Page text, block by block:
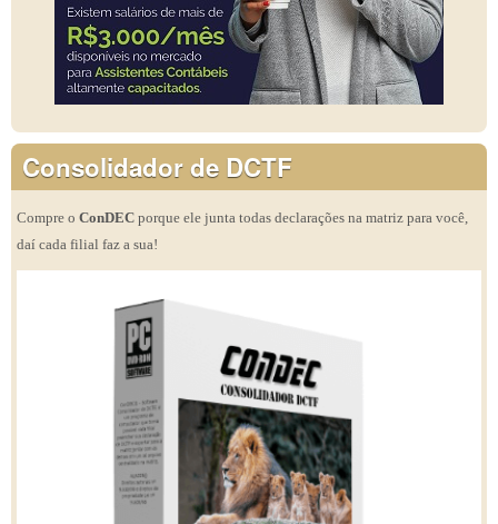
Consolidador de DCTF
Compre o ConDEC porque ele junta todas declarações na matriz para você,
daí cada filial faz a sua!